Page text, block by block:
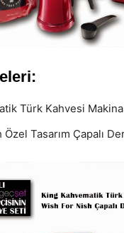
Türk Kahvesi
Tasarım Çapalı